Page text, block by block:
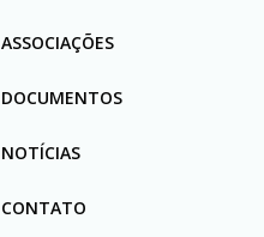
ASSOCIAÇÕES
DOCUMENTOS
NOTÍCIAS
CONTATO